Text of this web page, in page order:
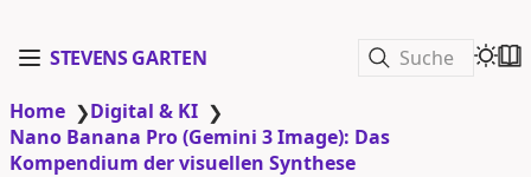
STEVENS GARTEN Suche
Home ❯Digital & KI ❯
Nano Banana Pro (Gemini 3 Image): Das
Kompendium der visuellen Synthese